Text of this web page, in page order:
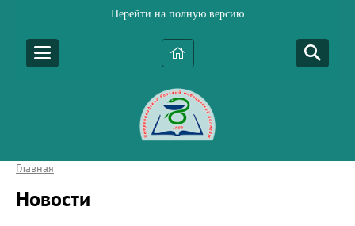
Перейти на полную версию
Главная
Новости